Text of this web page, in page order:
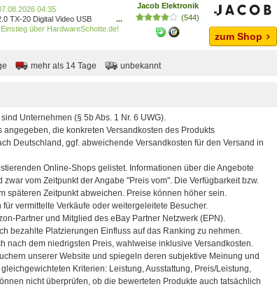
04:35
TX-20 Digital Video USB
...
über HardwareSchotte.de!
Jacob Elektronik
(544)
zum Shop
mehr als 14 Tage unbekannt